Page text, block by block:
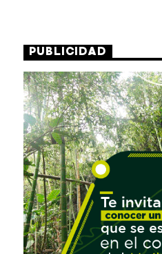
PUBLICIDAD